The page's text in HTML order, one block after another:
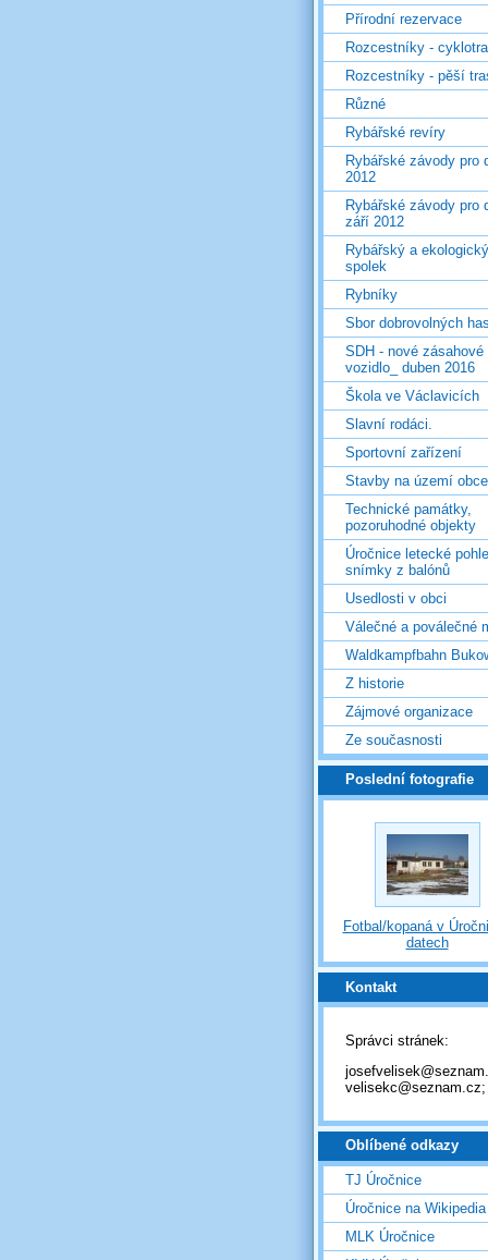
Přírodní rezervace
Rozcestníky -
Rozcestníky - pěší
Různé
Rybářské revíry
Rybářské závody pro
2012
Rybářské závody pro
září 2012
Rybářský a ekologický
spolek
Rybníky
Sbor dobrovolných
SDH - nové zásahové
vozidlo_ duben 2016
Škola ve Václavicích
Slavní rodáci.
Sportovní zařízení
Stavby na území obce
Technické památky,
pozoruhodné objekty
Úročnice letecké
snímky z balónů
Usedlosti v obci
Válečné a poválečné
Waldkampfbahn
Z historie
Zájmové organizace
Ze současnosti
Poslední fotografie
Fotbal/kopaná v
datech
Kontakt
Správci stránek:
velisekc@seznam.cz;
Oblíbené odkazy
TJ Úročnice
Úročnice na Wikipedia
MLK Úročnice